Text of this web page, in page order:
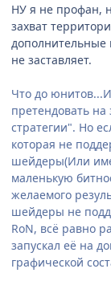
НУ я не профан,
захват
дополнительные
не заставляет.
Что до
претендовать на
стратегии". Но
которая не
шейдеры(Или
маленькую
желаемого
шейдеры не
RoN, всё равно
запускал её на
графической